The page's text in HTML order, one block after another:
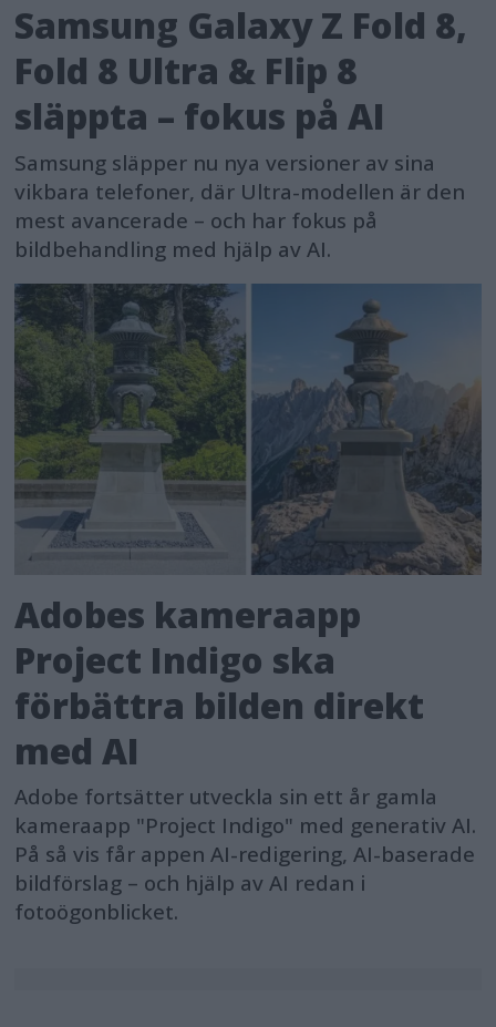
Samsung Galaxy Z Fold 8,
Fold 8 Ultra & Flip 8
släppta – fokus på AI
Samsung släpper nu nya versioner av sina
vikbara telefoner, där Ultra-modellen är den
mest avancerade – och har fokus på
bildbehandling med hjälp av AI.
Adobes kameraapp
Project Indigo ska
förbättra bilden direkt
med AI
Adobe fortsätter utveckla sin ett år gamla
kameraapp "Project Indigo" med generativ AI.
På så vis får appen AI-redigering, AI-baserade
bildförslag – och hjälp av AI redan i
fotoögonblicket.